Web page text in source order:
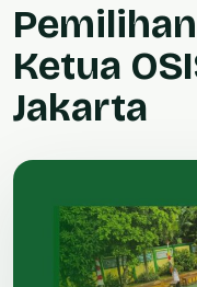
Ketua
Jakarta